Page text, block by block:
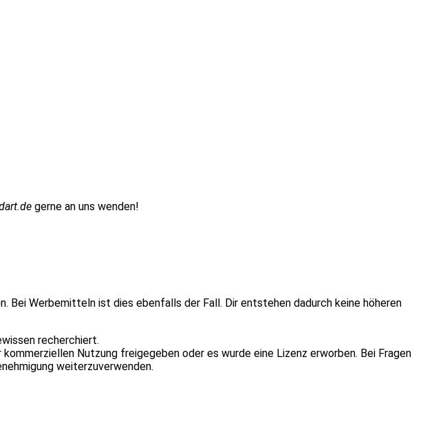
gerne an uns wenden!
Bei Werbemitteln ist dies ebenfalls der Fall. Dir entstehen dadurch keine höheren
recherchiert.
Nutzung freigegeben oder es wurde eine Lizenz erworben. Bei Fragen
weiterzuverwenden.